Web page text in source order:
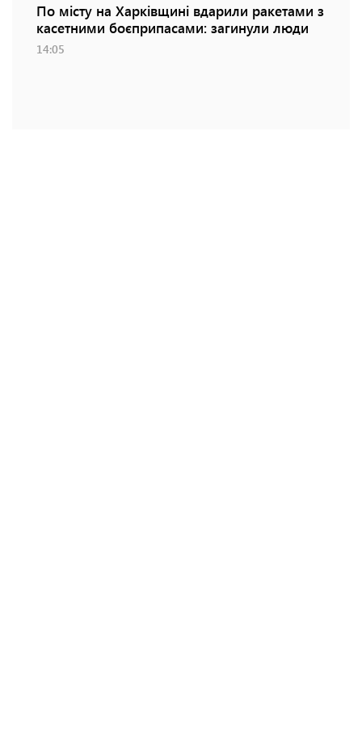
По місту на Харківщині вдарили ракетами з
касетними боєприпасами: загинули люди
14:05